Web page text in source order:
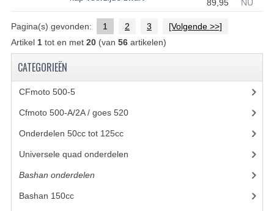
GEREEDSCHAP
BASHAN 250-11B
KAPPEN EN FRAME
89,95
NU
Pagina(s) gevonden: 1 2 3
[Volgende >>]
Artikel 1tot en met 20(van 56artikelen)
CATEGORIEËN
CFmoto 500-5(5)
Cfmoto 500-A/2A / goes 520(347)
Onderdelen 50cc tot 125cc(49)
Universele quad onderdelen
Bashan onderdelen
Bashan 150cc(36)